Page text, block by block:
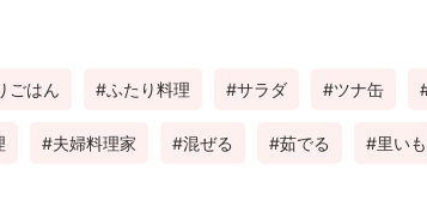
ごはん ふたり料理 サラダ ツナ缶
夫婦料理家 混ぜる 茹でる 里いも